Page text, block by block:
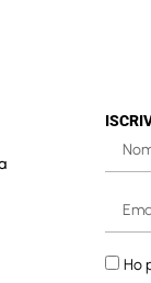
Ho